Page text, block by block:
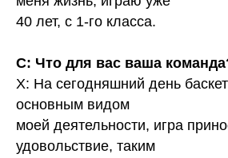
40 лет, с 1-го класса.
С: Что для вас ваша
Х: На сегодняшний день
основным видом
моей деятельности, игра
удовольствие, таким